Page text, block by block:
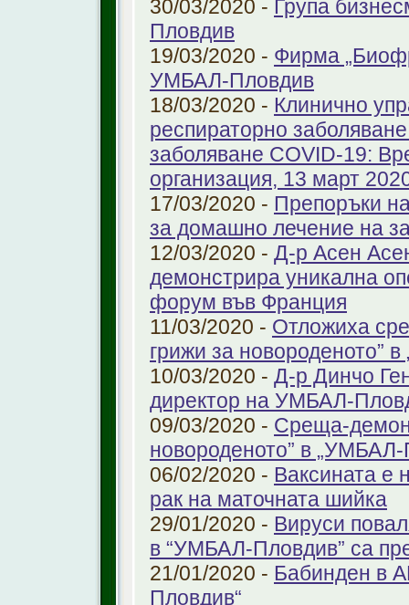
30/03/2020 - Група
Пловдив
19/03/2020 - Фирма
УМБАЛ-Пловдив
18/03/2020 - Клинично
респираторно
заболяване COVID-19:
организация, 13 март
17/03/2020 - Препоръки
за домашно лечение на
12/03/2020 - Д-р Асен
демонстрира уникална
форум във Франция
11/03/2020 - Отложиха
грижи за новороденото”
10/03/2020 - Д-р Динчо
директор на УМБАЛ-
09/03/2020 - Среща-
новороденото” в „УМБАЛ-
06/02/2020 - Ваксината е
рак на маточната шийка
29/01/2020 - Вируси
в “УМБАЛ-Пловдив” са
21/01/2020 - Бабинден в
Пловдив“